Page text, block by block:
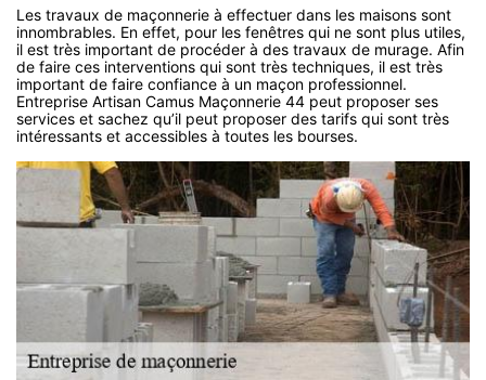
Les travaux de maçonnerie à effectuer dans les maisons sont
innombrables. En effet, pour les fenêtres qui ne sont plus utiles,
il est très important de procéder à des travaux de murage. Afin
de faire ces interventions qui sont très techniques, il est très
important de faire confiance à un maçon professionnel.
Entreprise Artisan Camus Maçonnerie 44 peut proposer ses
services et sachez qu’il peut proposer des tarifs qui sont très
intéressants et accessibles à toutes les bourses.